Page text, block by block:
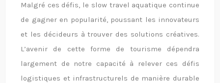
Malgré ces défis, le slow travel aquatique continue
de gagner en popularité, poussant les innovateurs
et les décideurs à trouver des solutions créatives.
L’avenir de cette forme de tourisme dépendra
largement de notre capacité à relever ces défis
logistiques et infrastructurels de manière durable